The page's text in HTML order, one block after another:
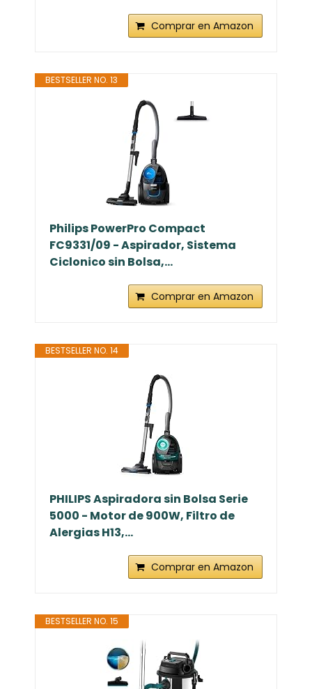
Comprar en Amazon
BESTSELLER NO. 13
Philips PowerPro Compact
FC9331/09 - Aspirador, Sistema
Ciclonico sin Bolsa,...
Comprar en Amazon
BESTSELLER NO. 14
PHILIPS Aspiradora sin Bolsa Serie
5000 - Motor de 900W, Filtro de
Alergias H13,...
Comprar en Amazon
BESTSELLER NO. 15